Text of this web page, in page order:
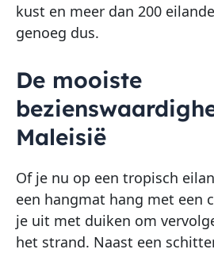
kust en meer dan 200
genoeg dus.
De mooiste
Maleisië
Of je nu op een tropisch
een hangmat hang met een
je uit met duiken om
het strand. Naast een